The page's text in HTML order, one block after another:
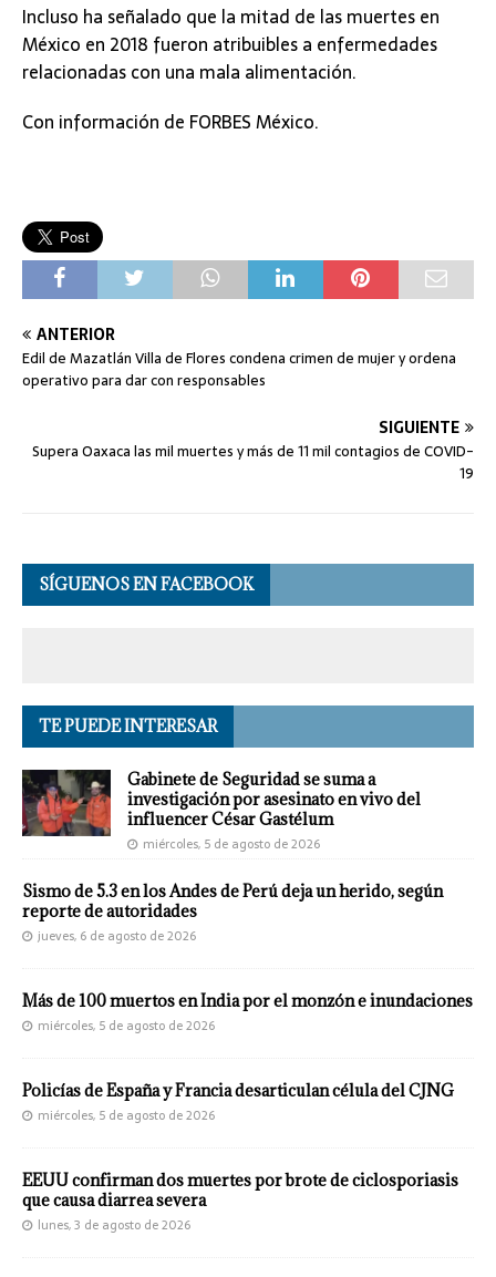
Incluso ha señalado que la mitad de las muertes en
México en 2018 fueron atribuibles a enfermedades
relacionadas con una mala alimentación.
Con información de FORBES México.
ANTERIOR
Edil de Mazatlán Villa de Flores condena crimen de mujer y ordena
operativo para dar con responsables
SIGUIENTE
Supera Oaxaca las mil muertes y más de 11 mil contagios de COVID-
19
SÍGUENOS EN FACEBOOK
TE PUEDE INTERESAR
Gabinete de Seguridad se suma a
investigación por asesinato en vivo del
influencer César Gastélum
miércoles, 5 de agosto de 2026
Sismo de 5.3 en los Andes de Perú deja un herido, según
reporte de autoridades
jueves, 6 de agosto de 2026
Más de 100 muertos en India por el monzón e inundaciones
miércoles, 5 de agosto de 2026
Policías de España y Francia desarticulan célula del CJNG
miércoles, 5 de agosto de 2026
EEUU confirman dos muertes por brote de ciclosporiasis
que causa diarrea severa
lunes, 3 de agosto de 2026